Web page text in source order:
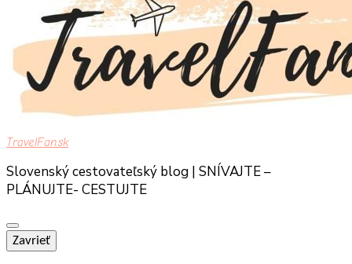
TravelFan.sk
Slovenský cestovateľský blog | SNÍVAJTE –
PLÁNUJTE- CESTUJTE
Zavrieť